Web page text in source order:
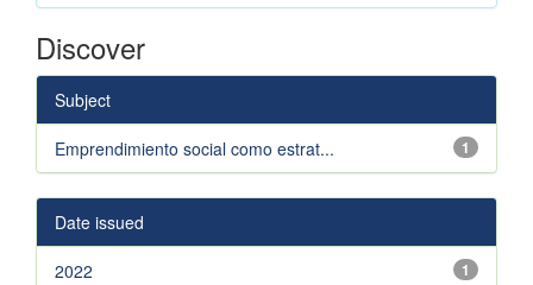
Discover
Subject
1
Emprendimiento social como estrat...
Date issued
1
2022